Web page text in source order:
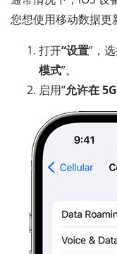
您想使用移动数据更
打开“设置”，
模式”。
启用“允许在